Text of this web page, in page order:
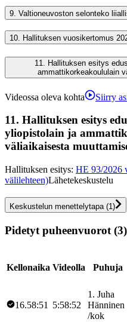
9. Valtioneuvoston selonteko
10. Hallituksen vuosikertomus
11.
Hallituksen esitys
ammattikorkeakoululain
Videossa oleva kohta Siirry
11. Hallituksen esitys
yliopistolain ja
väliaikaisesta
Hallituksen esitys: HE 93/2026
välilehteen)Lähetekeskustelu
Keskustelun menettelytapa (1 )
Pidetyt puheenvuorot (3)
Kellonaika Videolla Puhuja
16.58:51 5:58:52
1 . Juha
Hänninen
/kok